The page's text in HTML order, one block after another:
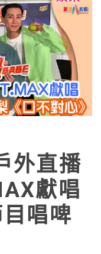
外直播
獻唱
唱啤